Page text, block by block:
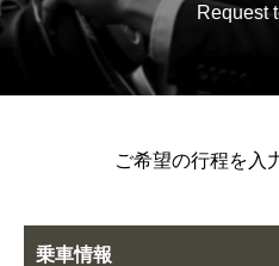
Request
ご希望の行程を入
乗車情報